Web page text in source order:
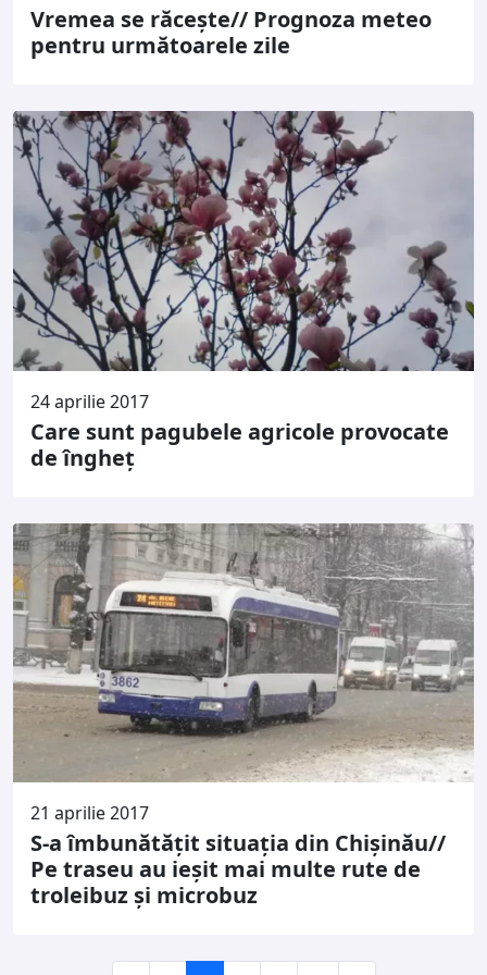
Vremea se răcește// Prognoza meteo
pentru următoarele zile
24 aprilie 2017
Care sunt pagubele agricole provocate
de îngheț
21 aprilie 2017
S-a îmbunătățit situația din Chișinău//
Pe traseu au ieșit mai multe rute de
troleibuz și microbuz